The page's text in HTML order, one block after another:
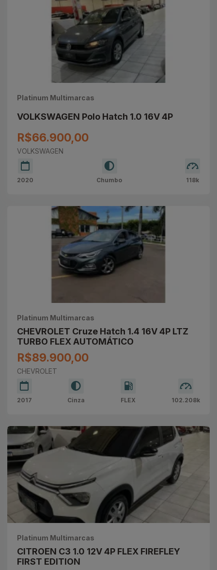
Platinum Multimarcas
VOLKSWAGEN Polo Hatch 1.0 16V 4P
R$66.900,00
VOLKSWAGEN
2020 Chumbo 118k
Platinum Multimarcas
CHEVROLET Cruze Hatch 1.4 16V 4P LTZ
TURBO FLEX AUTOMÁTICO
R$89.900,00
CHEVROLET
2017 Cinza FLEX 102.208k
Platinum Multimarcas
CITROEN C3 1.0 12V 4P FLEX FIREFLEY
FIRST EDITION